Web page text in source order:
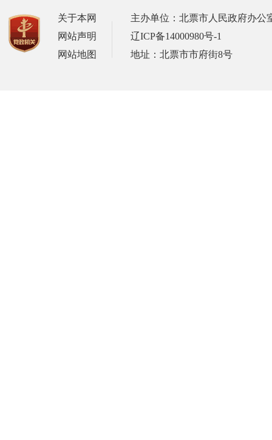
关于本网
网站声明
网站地图
主办单位：北票市人民政府办公
辽ICP备14000980号-1
地址：北票市市府街8号